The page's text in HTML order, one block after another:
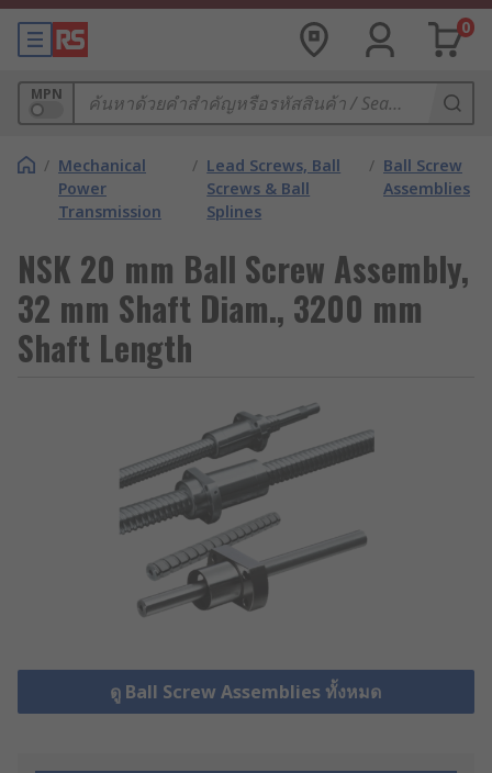
0
MPN
/ Mechanical
Power
Transmission
/ Lead Screws, Ball
Screws & Ball
Splines
/ Ball Screw
Assemblies
NSK 20 mm Ball Screw Assembly,
32 mm Shaft Diam., 3200 mm
Shaft Length
ดู Ball Screw Assemblies ทั้งหมด